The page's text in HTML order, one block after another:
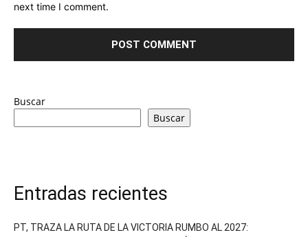
next time I comment.
Buscar
Buscar
Entradas recientes
PT, TRAZA LA RUTA DE LA VICTORIA RUMBO AL 2027: